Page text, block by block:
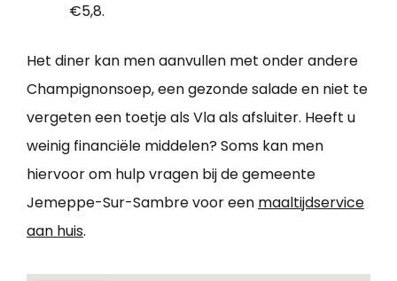
€5,8.
Het diner kan men aanvullen met onder andere
Champignonsoep, een gezonde salade en niet te
vergeten een toetje als Vla als afsluiter. Heeft u
weinig financiële middelen? Soms kan men
hiervoor om hulp vragen bij de gemeente
Jemeppe-Sur-Sambre voor een maaltijdservice
aan huis.